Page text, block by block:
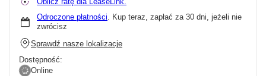
Odroczone płatności. Kup teraz, zapłać za 30 dni, jeżeli nie
zwrócisz
Sprawdź nasze lokalizacje
Dostępność:
Online